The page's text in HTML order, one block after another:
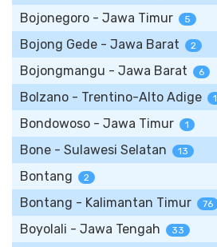
Bojonegoro - Jawa Timur 5
Bojong Gede - Jawa Barat 2
Bojongmangu - Jawa Barat 6
Bolzano - Trentino-Alto Adige 1
Bondowoso - Jawa Timur 1
Bone - Sulawesi Selatan 13
Bontang 2
Bontang - Kalimantan Timur 76
Boyolali - Jawa Tengah 33